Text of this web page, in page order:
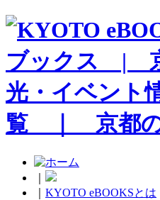
KYOTO eBOOKSとは